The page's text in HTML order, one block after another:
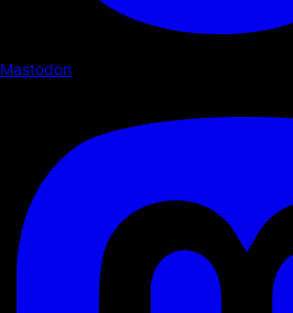
Mastodon